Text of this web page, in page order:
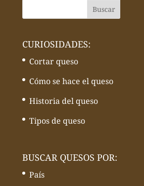
CURIOSIDADES:
Cortar queso
Cómo se hace el queso
Historia del queso
Tipos de queso
BUSCAR QUESOS POR:
País